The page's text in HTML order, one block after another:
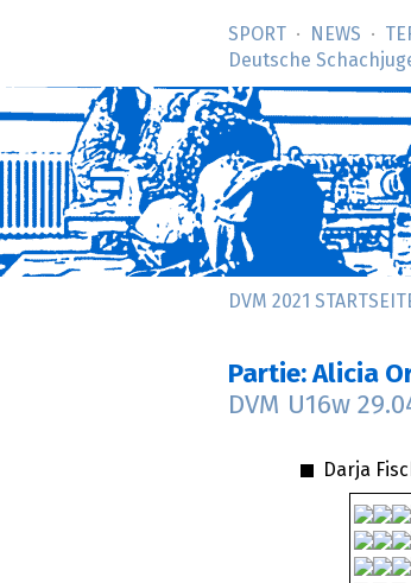
SPORT NEWS
Deutsche
DVM 2021
Partie: Alicia
DVM U16w
Darja